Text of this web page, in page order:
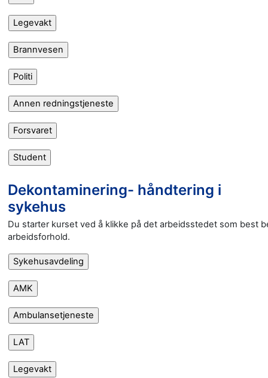
Dekontaminering- håndtering i
sykehus
Du starter kurset ved å klikke på det arbeidsstedet som best
arbeidsforhold.